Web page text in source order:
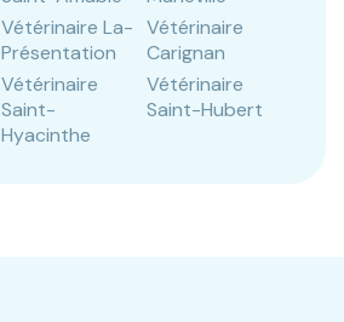
Vétérinaire La-
Présentation
Vétérinaire
Carignan
Vétérinaire
Saint-
Hyacinthe
Vétérinaire
Saint-Hubert